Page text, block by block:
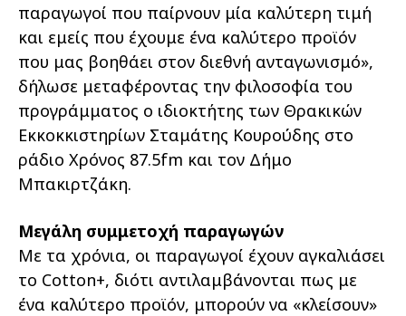
παραγωγοί που παίρνουν μία καλύτερη τιμή
και εμείς που έχουμε ένα καλύτερο προϊόν
που μας βοηθάει στον διεθνή ανταγωνισμό»,
δήλωσε μεταφέροντας την φιλοσοφία του
προγράμματος ο ιδιοκτήτης των Θρακικών
Εκκοκκιστηρίων Σταμάτης Κουρούδης στο
ράδιο Χρόνος 87.5fm και τον Δήμο
Μπακιρτζάκη.
Μεγάλη συμμετοχή παραγωγών
Με τα χρόνια, οι παραγωγοί έχουν αγκαλιάσει
το Cotton+, διότι αντιλαμβάνονται πως με
ένα καλύτερο προϊόν, μπορούν να «κλείσουν»